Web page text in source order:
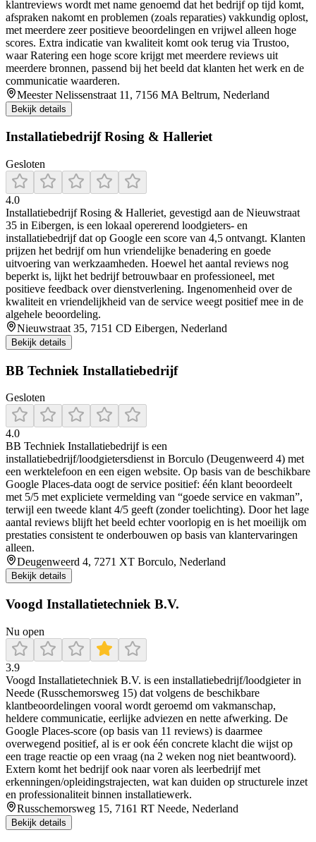
klantreviews wordt met name genoemd dat het bedrijf op tijd komt,
afspraken nakomt en problemen (zoals reparaties) vakkundig oplost,
met meerdere zeer positieve beoordelingen en vrijwel alleen hoge
scores. Extra indicatie van kwaliteit komt ook terug via Trustoo,
waar Ratering een hoge score krijgt met meerdere reviews uit
meerdere bronnen, passend bij het beeld dat klanten het werk en de
communicatie waarderen.
Meester Nelissenstraat 11, 7156 MA Beltrum, Nederland
Bekijk details
Installatiebedrijf Rosing & Halleriet
Gesloten
4.0
Installatiebedrijf Rosing & Halleriet, gevestigd aan de Nieuwstraat
35 in Eibergen, is een lokaal opererend loodgieters- en
installatiebedrijf dat op Google een score van 4,5 ontvangt. Klanten
prijzen het bedrijf om hun vriendelijke benadering en goede
uitvoering van werkzaamheden. Hoewel het aantal reviews nog
beperkt is, lijkt het bedrijf betrouwbaar en professioneel, met
positieve feedback over dienstverlening. Ingenomenheid over de
kwaliteit en vriendelijkheid van de service weegt positief mee in de
algehele beoordeling.
Nieuwstraat 35, 7151 CD Eibergen, Nederland
Bekijk details
BB Techniek Installatiebedrijf
Gesloten
4.0
BB Techniek Installatiebedrijf is een
installatiebedrijf/loodgietersdienst in Borculo (Deugenweerd 4) met
een werktelefoon en een eigen website. Op basis van de beschikbare
Google Places-data oogt de service positief: één klant beoordeelt
met 5/5 met expliciete vermelding van “goede service en vakman”,
terwijl een tweede klant 4/5 geeft (zonder toelichting). Door het lage
aantal reviews blijft het beeld echter voorlopig en is het moeilijk om
prestaties consistent te onderbouwen op basis van klantervaringen
alleen.
Deugenweerd 4, 7271 XT Borculo, Nederland
Bekijk details
Voogd Installatietechniek B.V.
Nu open
3.9
Voogd Installatietechniek B.V. is een installatiebedrijf/loodgieter in
Neede (Russchemorsweg 15) dat volgens de beschikbare
klantbeoordelingen vooral wordt geroemd om vakmanschap,
heldere communicatie, eerlijke adviezen en nette afwerking. De
Google Places-score (op basis van 11 reviews) is daarmee
overwegend positief, al is er ook één concrete klacht die wijst op
een trage reactie op een vraag (na 2 weken nog niet beantwoord).
Extern komt het bedrijf ook naar voren als leerbedrijf met
erkenningen/opleidingstrajecten, wat kan duiden op structurele inzet
en professionaliteit binnen installatiewerk.
Russchemorsweg 15, 7161 RT Neede, Nederland
Bekijk details